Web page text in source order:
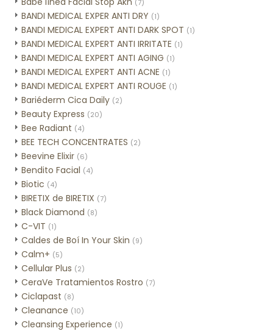
(7)
BANDI MEDICAL EXPER ANTI DRY (1)
BANDI MEDICAL EXPERT ANTI DARK SPOT (1)
BANDI MEDICAL EXPERT ANTI IRRITATE (1)
BANDI MEDICAL EXPERT ANTI AGING (1)
BANDI MEDICAL EXPERT ANTI ACNE (1)
BANDI MEDICAL EXPERT ANTI ROUGE (1)
Bariéderm Cica Daily (2)
Beauty Express (20)
Bee Radiant (4)
BEE TECH CONCENTRATES (2)
Beevine Elixir (6)
Bendito Facial (4)
Biotic (4)
BIRETIX de BIRETIX (7)
Black Diamond (8)
C-VIT (1)
Caldes de Boí In Your Skin (9)
Calm+ (5)
Cellular Plus (2)
CeraVe Tratamientos Rostro (7)
Ciclapast (8)
Cleanance (10)
Cleansing Experience (1)